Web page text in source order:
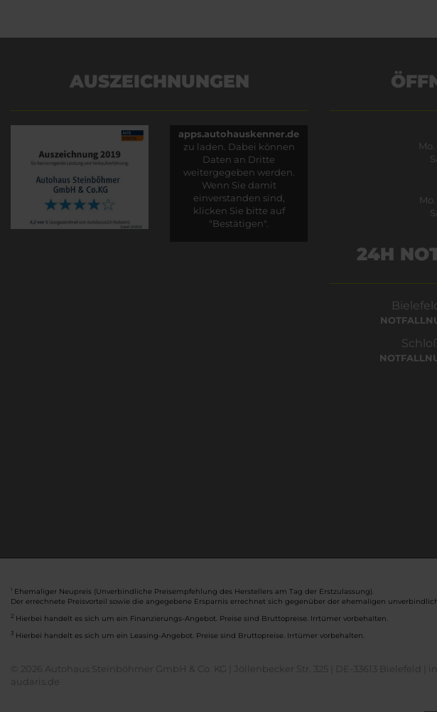
AUSZEICHNUNGEN
apps.autohauskenner.de
zu laden. Dabei können
Daten an Dritte
weitergegeben werden.
Wenn Sie damit
einverstanden sind,
klicken Sie bitte auf
"Bestätigen".
24H
Ehemaliger Neupreis (Unverbindliche Preisempfehlung des Herstellers am Tag der Erstzulassung).
Der errechnete Preisvorteil sowie die angegebene Ersparnis errechnet sich gegenüber der ehemaligen
2 Hierbei handelt es sich um ein Finanzierungs-Angebot. Preise sind Bruttopreise. Irrtümer vorbehalten.
3 Hierbei handelt es sich um ein Leasing-Angebot. Preise sind Bruttopreise. Irrtümer vorbehalten.
© 2026 Autohaus Steinböhmer GmbH & Co. KG | Jöllenbecker Str. 325 | DE-33613 Bielefeld |
audaris.de